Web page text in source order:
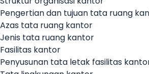
Pengertian dan tujuan tata ruang
Azas tata ruang kantor
Jenis tata ruang kantor
Fasilitas kantor
Penyusunan tata letak fasilitas